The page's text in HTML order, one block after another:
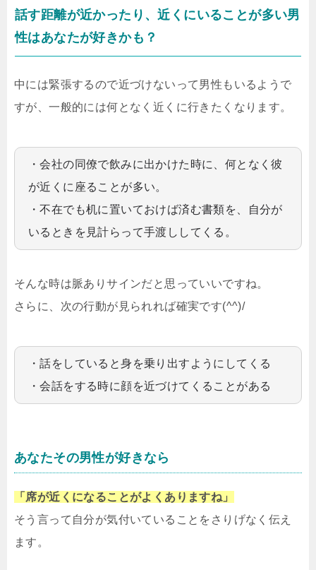
話す距離が近かったり、近くにいることが多い男
性はあなたが好きかも？
中には緊張するので近づけないって男性もいるようで
すが、一般的には何となく近くに行きたくなります。
・会社の同僚で飲みに出かけた時に、何となく彼
が近くに座ることが多い。
・不在でも机に置いておけば済む書類を、自分が
いるときを見計らって手渡ししてくる。
そんな時は脈ありサインだと思っていいですね。
さらに、次の行動が見られれば確実です(^^)/
・話をしていると身を乗り出すようにしてくる
・会話をする時に顔を近づけてくることがある
あなたその男性が好きなら
「席が近くになることがよくありますね」
そう言って自分が気付いていることをさりげなく伝え
ます。